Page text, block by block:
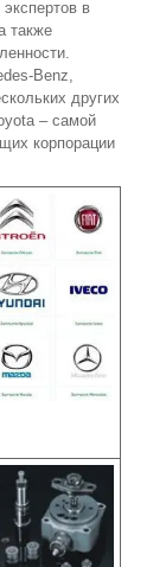
в
также
Benz,
других
– самой
корпорации